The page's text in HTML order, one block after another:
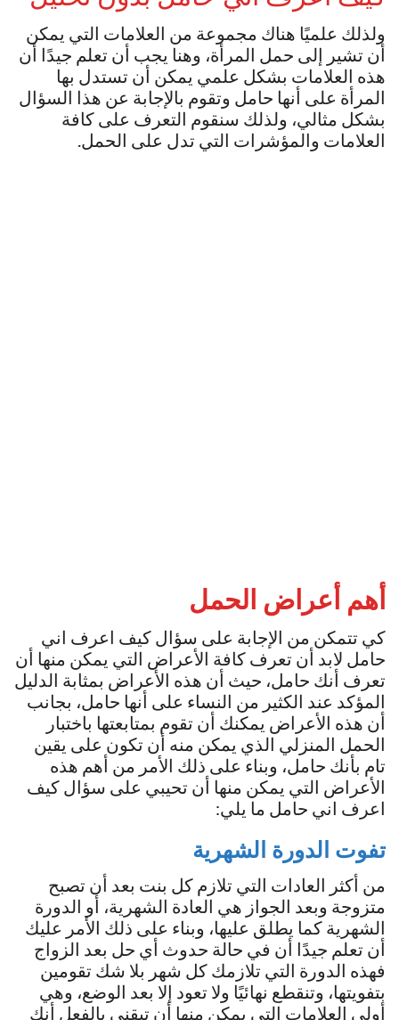
ولذلك علميًا هناك مجموعة من العلامات التي يمكن
أن تشير إلى حمل المرأة، وهنا يجب أن تعلم جيدًا أن
هذه العلامات بشكل علمي يمكن أن تستدل بها
المرأة على أنها حامل وتقوم بالإجابة عن هذا السؤال
بشكل مثالي، ولذلك سنقوم التعرف على كافة
العلامات والمؤشرات التي تدل على الحمل.
أهم أعراض الحمل
كي تتمكن من الإجابة على سؤال كيف اعرف اني
حامل لابد أن تعرف كافة الأعراض التي يمكن منها أن
تعرف أنك حامل، حيث أن هذه الأعراض بمثابة الدليل
المؤكد عند الكثير من النساء على أنها حامل، بجانب
أن هذه الأعراض يمكنك أن تقوم بمتابعتها باختبار
الحمل المنزلي الذي يمكن منه أن تكون على يقين
تام بأنك حامل، وبناء على ذلك الأمر من أهم هذه
الأعراض التي يمكن منها أن تحيبي على سؤال كيف
اعرف اني حامل ما يلي:
تفوت الدورة الشهرية
من أكثر العادات التي تلازم كل بنت بعد أن تصبح
متزوجة وبعد الجواز هي العادة الشهرية، أو الدورة
الشهرية كما يطلق عليها، وبناء على ذلك الأمر عليك
أن تعلم جيدًا أن في حالة حدوث أي حل بعد الزواج
فهذه الدورة التي تلازمك كل شهر بلا شك تقومين
بتفويتها، وتنقطع نهائيًا ولا تعود إلا بعد الوضع، وهي
أولى العلامات التي يمكن منها أن تيقني بالفعل أنك